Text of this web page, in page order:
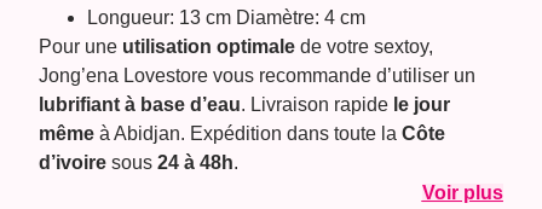
Longueur: 13 cm Diamètre: 4 cm
Pour une utilisation optimale de votre sextoy,
Jong’ena Lovestore vous recommande d’utiliser un
lubrifiant à base d’eau. Livraison rapide le jour
même à Abidjan. Expédition dans toute laCôte
d’ivoire sous24 à 48h.
Voir plus